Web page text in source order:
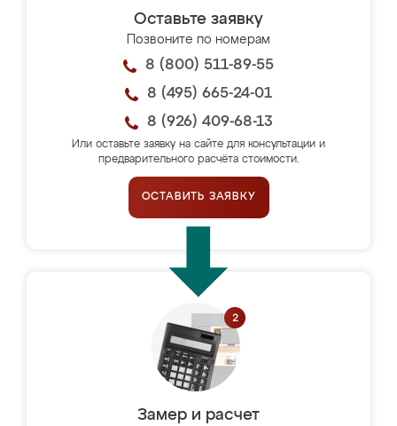
Оставьте заявку
Позвоните по номерам
8 (800) 511-89-55
8 (495) 665-24-01
8 (926) 409-68-13
Или оставьте заявку на сайте для консультации и
предварительного расчёта стоимости.
ОСТАВИТЬ ЗАЯВКУ
Замер и расчет